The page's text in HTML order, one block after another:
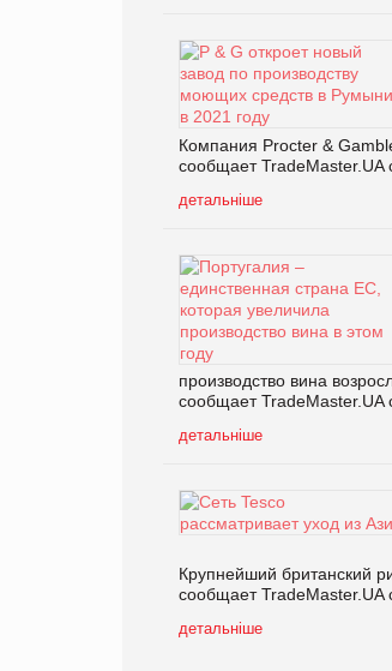
Компания Procter &
сообщает TradeMaster.UA
детальніше
производство вина
сообщает TradeMaster.UA
детальніше
Крупнейший британский
сообщает TradeMaster.UA
детальніше